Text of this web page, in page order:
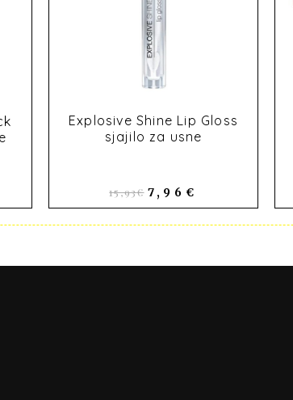
Explosive Shine Lip Gloss
sjajilo za usne
15,93€ 7,96 €